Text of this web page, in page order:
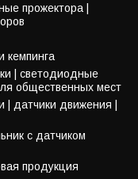
прожектора |
кемпинга
| светодиодные
общественных мест
| датчики движения |
с датчиком
продукция